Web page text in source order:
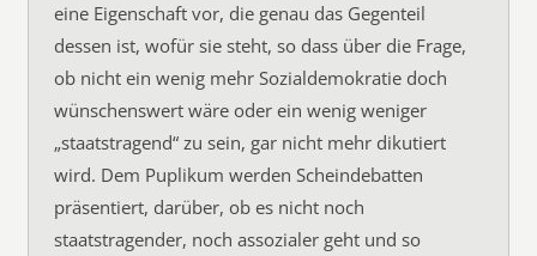
eine Eigenschaft vor, die genau das Gegenteil
dessen ist, wofür sie steht, so dass über die Frage,
ob nicht ein wenig mehr Sozialdemokratie doch
wünschenswert wäre oder ein wenig weniger
„staatstragend“ zu sein, gar nicht mehr dikutiert
wird. Dem Puplikum werden Scheindebatten
präsentiert, darüber, ob es nicht noch
staatstragender, noch assozialer geht und so